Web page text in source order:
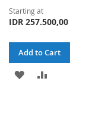
Starting at
IDR 257.500,00
Add to Cart
ADD